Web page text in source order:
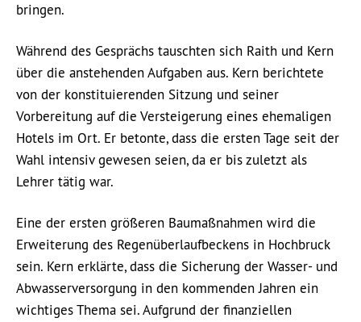
bringen.
Während des Gesprächs tauschten sich Raith und Kern
über die anstehenden Aufgaben aus. Kern berichtete
von der konstituierenden Sitzung und seiner
Vorbereitung auf die Versteigerung eines ehemaligen
Hotels im Ort. Er betonte, dass die ersten Tage seit der
Wahl intensiv gewesen seien, da er bis zuletzt als
Lehrer tätig war.
Eine der ersten größeren Baumaßnahmen wird die
Erweiterung des Regenüberlaufbeckens in Hochbruck
sein. Kern erklärte, dass die Sicherung der Wasser- und
Abwasserversorgung in den kommenden Jahren ein
wichtiges Thema sei. Aufgrund der finanziellen